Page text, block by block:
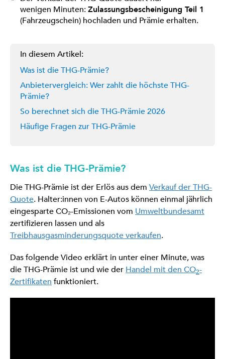
wenigen Minuten:Zulassungsbescheinigung Teil 1
(Fahrzeugschein) hochladen und Prämie erhalten.
In diesem Artikel:
Was ist die THG-Prämie?
Anbietervergleich: Wer zahlt die höchste THG-
Prämie?
So berechnet sich die THG-Prämie 2026
Häufige Fragen zur THG-Prämie
Was ist die THG-Prämie?
Die THG-Prämie ist der Erlös aus dem Verkauf der THG-
Quote. Halter:innen von E-Autos können einmal jährlich
eingesparte CO₂-Emissionen vom Umweltbundesamt
zertifizieren lassen und als
Treibhausgasminderungsquote verkaufen.
Das folgende Video erklärt in unter einer Minute, was
die THG-Prämie ist und wie der Handel mit den CO2-
Zertifikaten funktioniert.